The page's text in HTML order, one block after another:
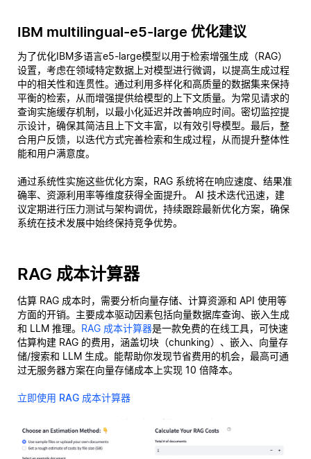
IBM multilingual-e5-large 优化建议
为了优化IBM多语言e5-large模型以用于检索增强生成（RAG）
设置，考虑在领域特定数据上对模型进行微调，以提高生成过程
中的相关性和连贯性。通过利用多样化和高质量的数据集来保持
平衡的检索，从而增强提供给模型的上下文质量。为常见请求的
查询实施缓存机制，以最小化延迟并改善响应时间。密切监控提
示设计，确保其简洁且上下文丰富，以有效引导模型。最后，整
合用户反馈，以迭代方式完善检索和生成过程，从而提升整体性
能和用户满意度。
通过系统性实施这些优化方案，RAG 系统将在响应速度、结果准
确率、资源利用率等维度获得全面提升。 AI 技术迭代迅速，建
议定期进行压力测试与架构调优，持续跟踪最新优化方案，确保
系统在技术发展中始终保持竞争优势。
RAG 成本计算器
估算 RAG 成本时，需要分析向量存储、计算资源和 API 使用等
方面的开销。主要成本驱动因素包括向量数据库查询、嵌入生成
和 LLM 推理。 RAG 成本计算器是一款免费的在线工具，可快速
估算构建 RAG 的费用，涵盖切块（chunking）、嵌入、向量存
储/搜索和 LLM 生成。能帮助你发现节省费用的机会，最高可通
过无服务器方案在向量存储成本上实现 10 倍降本。
立即使用 RAG 成本计算器